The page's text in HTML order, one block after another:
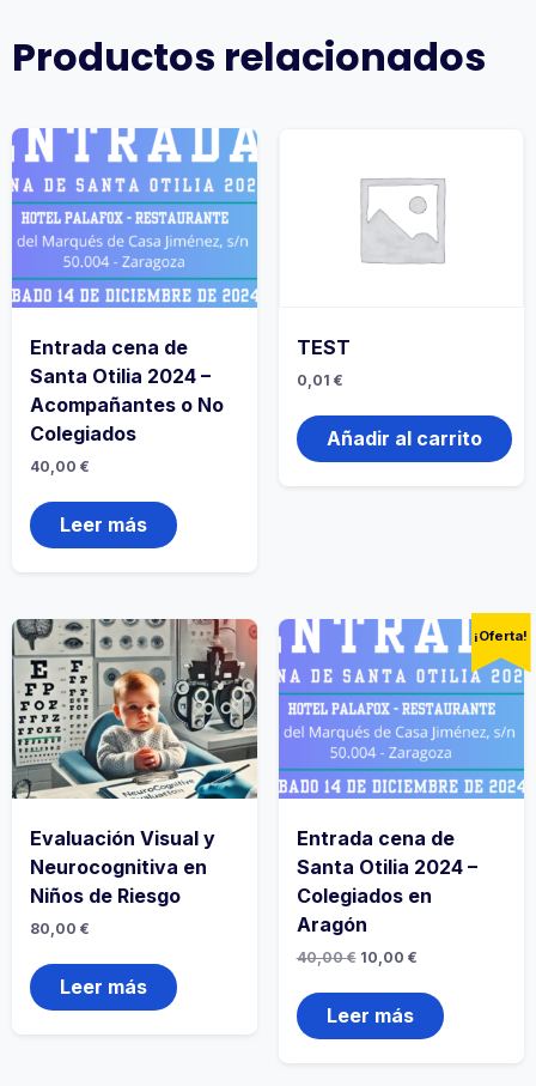
Productos relacionados
Entrada cena de
Santa Otilia 2024 –
Acompañantes o No
Colegiados
40,00 €
Leer más
TEST
0,01 €
Añadir al carrito
Evaluación Visual y
Neurocognitiva en
Niños de Riesgo
80,00 €
Leer más
¡Oferta!
Entrada cena de
Santa Otilia 2024 –
Colegiados en
Aragón
40,00€ 10,00 €
Leer más